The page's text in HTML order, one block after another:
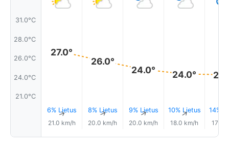
31.0°C
28.0°C
26.0°C
24.0°C
21.0°C
27.0°
6% Lietus
↑
21.0 km/h
26.0°
8% Lietus
↑
20.0 km/h
24.0°
9% Lietus
↑
20.0 km/h
24.0°
10% Lietus
↑
18.0 km/h
14%
17.0